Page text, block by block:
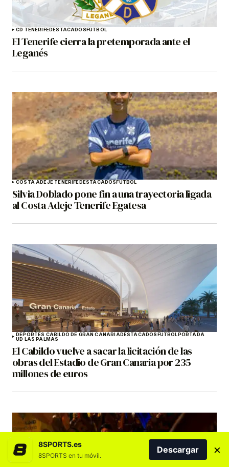
CD TENERIFEDESTACADOSFÚTBOL
El Tenerife cierra la pretemporada ante el
Leganés
COSTA ADEJE TENERIFEDESTACADOSFÚTBOL
Silvia Doblado pone fin a una trayectoria ligada
al Costa Adeje Tenerife Egatesa
DEPORTES CABILDO DE GRAN CANARIADESTACADOSFÚTBOLPORTADA
UD LAS PALMAS
El Cabildo vuelve a sacar la licitación de las
obras del Estadio de Gran Canaria por 235
millones de euros
8SPORTS.es
8SPORTS en tu móvil.
Descargar ×